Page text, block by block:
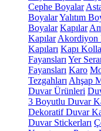
Cephe Boyalar
BoyalarYalıtım
Boyalar Kapılar
Kapılar Akordiyon
Kapıları Kapı
Fayansları Yer
Fayansları Karo
Tezgahları Ahşap
Duvar Ürünleri
3 Boyutlu Duvar
Dekoratif Duvar
Duvar Stickerları